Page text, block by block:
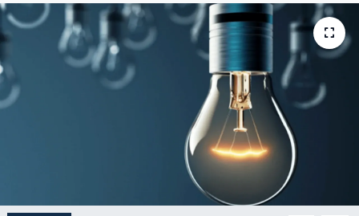
Savunma Sanayi
Seçim 2023
Televizyon